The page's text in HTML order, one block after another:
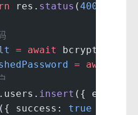
res. status (400
= await bcrypt.
= await
insert ({ email,
({ success: true